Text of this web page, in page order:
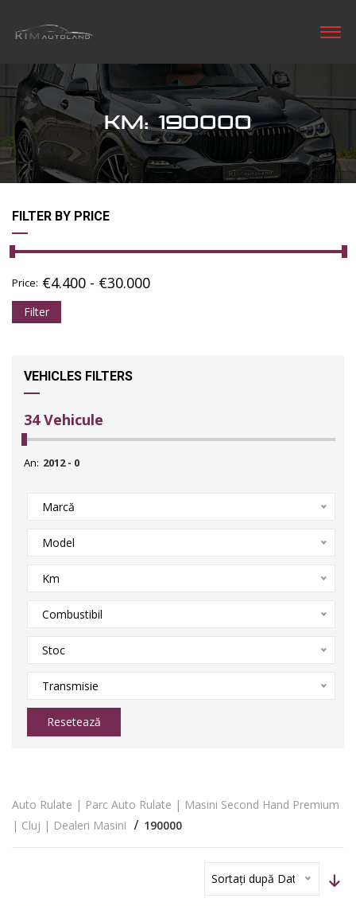
KM: 190000
FILTER BY PRICE
Price: €4.400 - €30.000
Filter
VEHICLES FILTERS
34 Vehicule
An:
Marcă
Model
Km
Combustibil
Stoc
Transmisie
Resetează
Auto Rulate | Parc Auto Rulate | Masini Second Hand Premium
| Cluj | Dealeri Masini
190000
Sortați după Dată